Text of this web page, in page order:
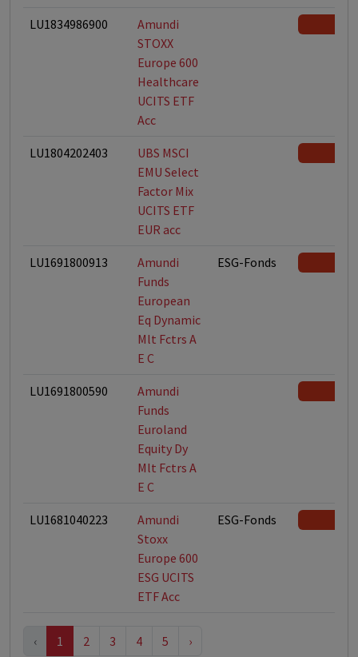
LU1834986900
Amundi
STOXX
Europe 600
Healthcare
UCITS ETF
Acc
LU1804202403
UBS MSCI
EMU Select
Factor Mix
UCITS ETF
EUR acc
LU1691800913
Amundi
Funds
European
Eq Dynamic
Mlt Fctrs A
E C
ESG-Fonds
LU1691800590
Amundi
Funds
Euroland
Equity Dy
Mlt Fctrs A
E C
LU1681040223
Amundi
Stoxx
Europe 600
ESG UCITS
ETF Acc
ESG-Fonds
‹ 1 2 3 4 5 ›